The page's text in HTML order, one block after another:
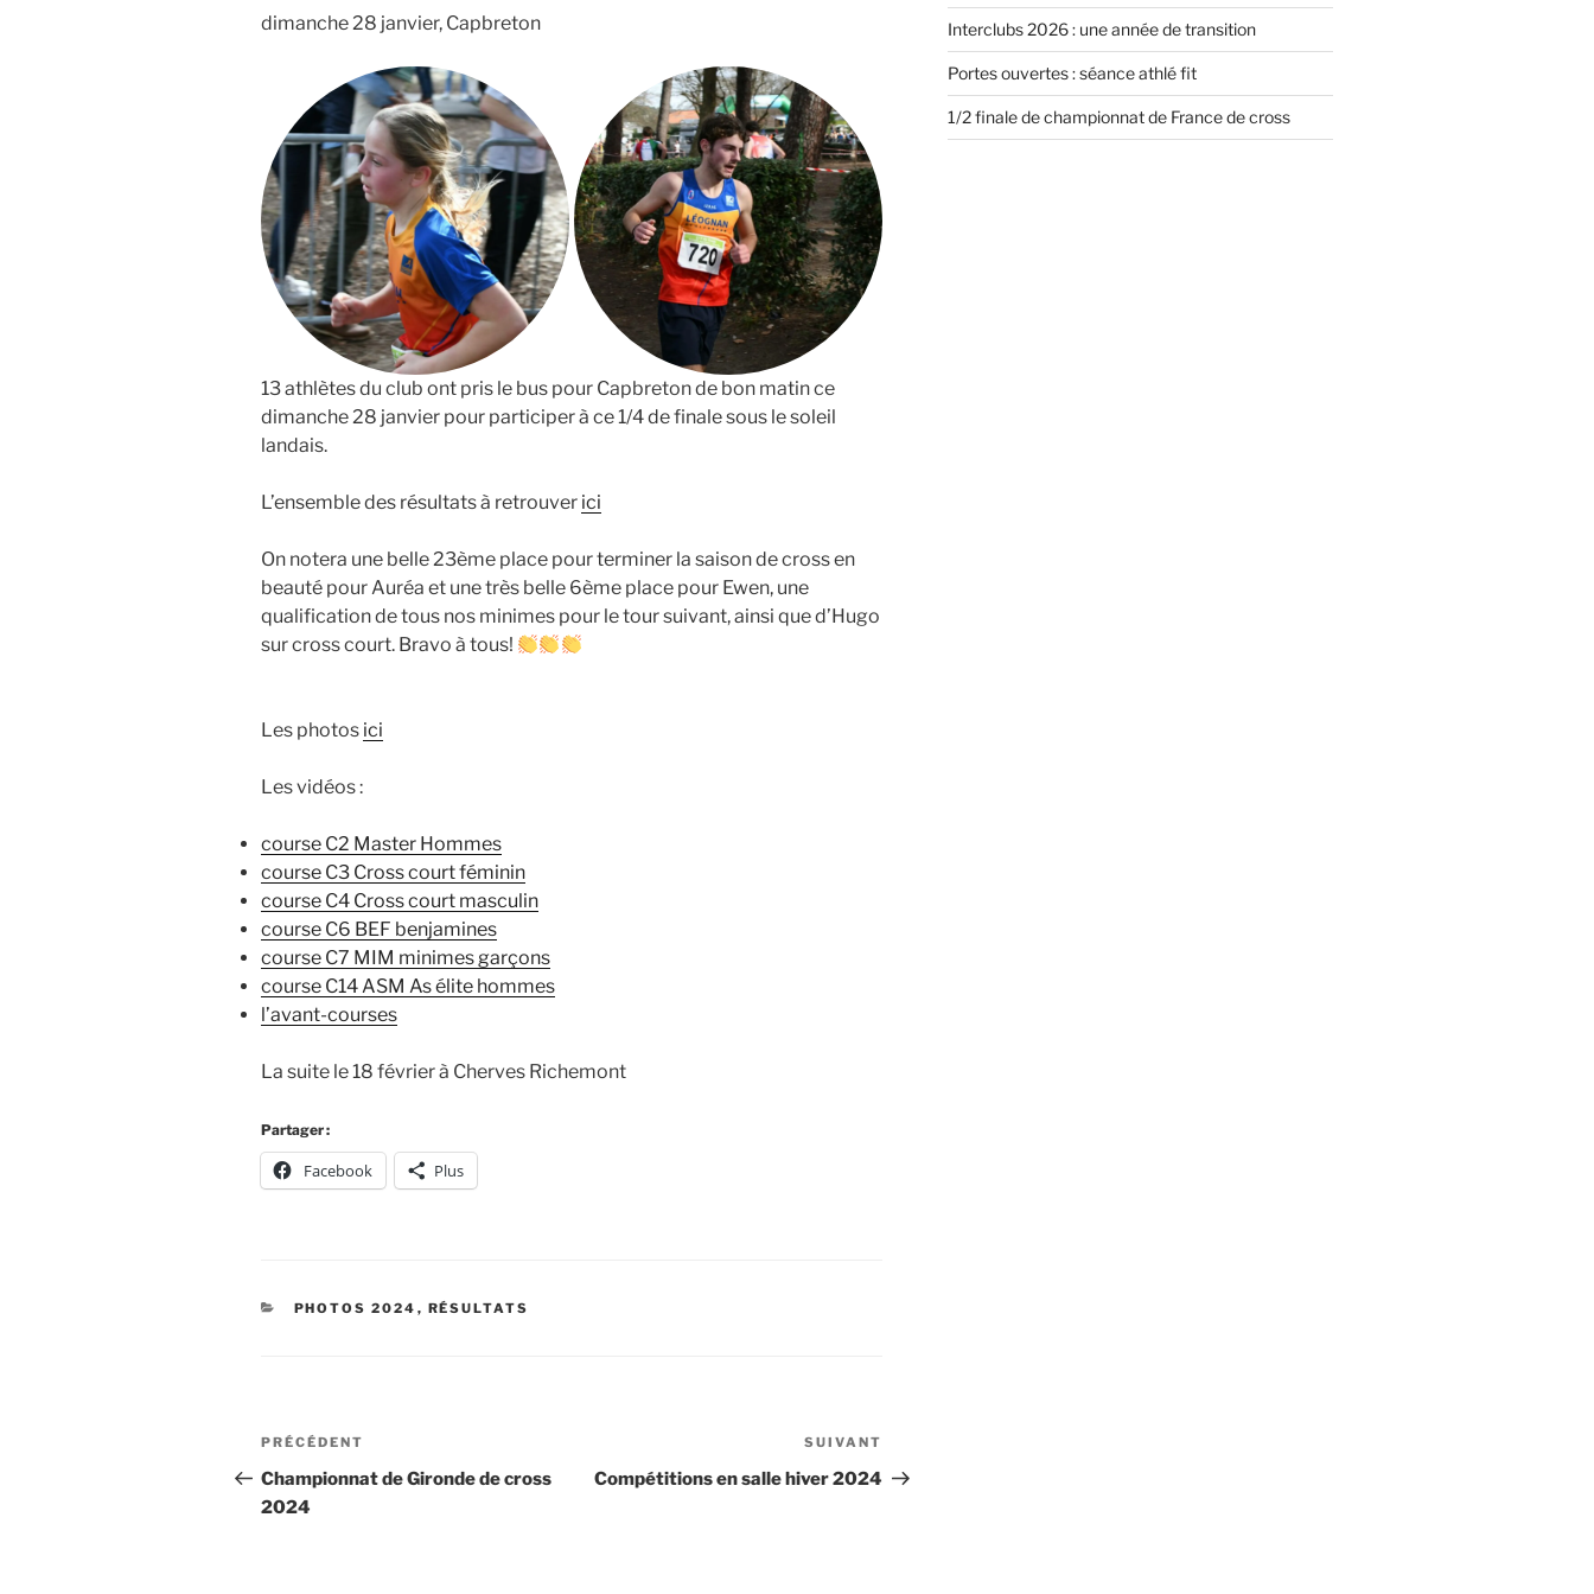
dimanche 28 janvier, Capbreton
13 athlètes du club ont pris le bus pour Capbreton de bon matin ce
dimanche 28 janvier pour participer à ce 1/4 de finale sous le soleil
landais.
L’ensemble des résultats à retrouver ici
On notera une belle 23ème place pour terminer la saison de cross en
beauté pour Auréa et une très belle 6ème place pour Ewen, une
qualification de tous nos minimes pour le tour suivant, ainsi que d’Hugo
sur cross court. Bravo à tous!
Les photos ici
Les vidéos :
course C2 Master Hommes
course C3 Cross court féminin
course C4 Cross court masculin
course C6 BEF benjamines
course C7 MIM minimes garçons
course C14 ASM As élite hommes
l’avant-courses
La suite le 18 février à Cherves Richemont
Partager :
Facebook Plus
CATÉGORIES
PHOTOS 2024 , RÉSULTATS
Navigation
de
l’article
Article
précédent
PRÉCÉDENT
Championnat de Gironde de cross
2024
suivant
SUIVANT
Compétitions en salle hiver 2024
Interclubs 2026 : une année de transition
Portes ouvertes : séance athlé fit
1/2 finale de championnat de France de cross